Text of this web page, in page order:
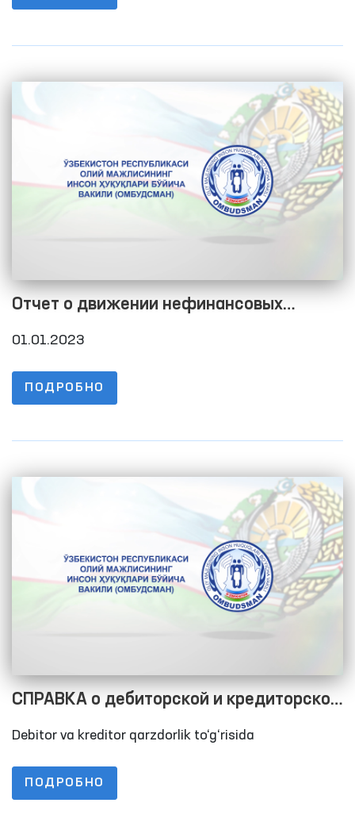
Отчет о движении нефинансовых
активов на 01.01.2023
01.01.2023
ПОДРОБНО
СПРАВКА о дебиторской и кредиторской
задолженностях по состоянию на
Debitor va kreditor qarzdorlik to‘g‘risida
ПОДРОБНО